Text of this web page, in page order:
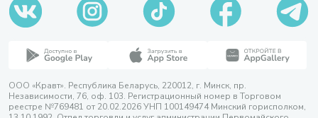
ООО «Кравт». Республика Беларусь, 220012, г. Минск, пр.
Независимости, 76, оф. 103. Регистрационный номер в Торговом
реестре №769481 от 20.02.2026 УНП 100149474 Минский горисполком,